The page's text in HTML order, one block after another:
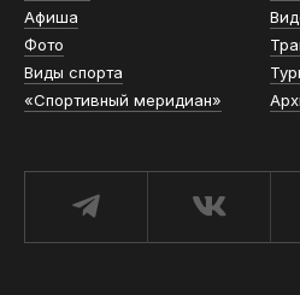
Афиша
Фото
Виды спорта
«Спортивный меридиан»